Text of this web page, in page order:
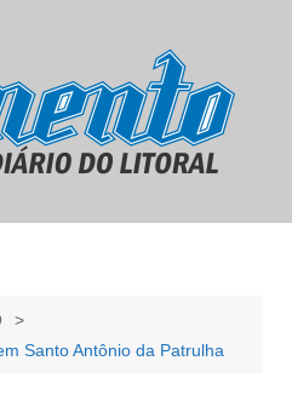
Santo Antônio da Patrulha